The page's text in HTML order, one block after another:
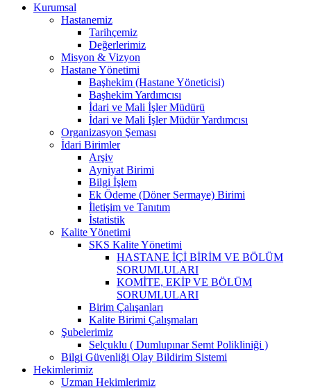
Kurumsal
Hastanemiz
Tarihçemiz
Değerlerimiz
Misyon & Vizyon
Hastane Yönetimi
Başhekim (Hastane Yöneticisi)
Başhekim Yardımcısı
İdari ve Mali İşler Müdürü
İdari ve Mali İşler Müdür Yardımcısı
Organizasyon Şeması
İdari Birimler
Arşiv
Ayniyat Birimi
Bilgi İşlem
Ek Ödeme (Döner Sermaye) Birimi
İletişim ve Tanıtım
İstatistik
Kalite Yönetimi
SKS Kalite Yönetimi
HASTANE İÇİ BİRİM VE BÖLÜM
SORUMLULARI
KOMİTE, EKİP VE BÖLÜM
SORUMLULARI
Birim Çalışanları
Kalite Birimi Çalışmaları
Şubelerimiz
Selçuklu ( Dumlupınar Semt Polikliniği )
Bilgi Güvenliği Olay Bildirim Sistemi
Hekimlerimiz
Uzman Hekimlerimiz